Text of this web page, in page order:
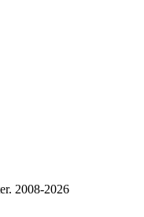
2008-2026